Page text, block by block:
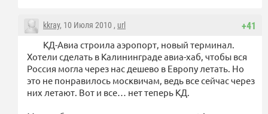
+41
kkray, 10 Июля 2010 , url
КД-Авиа строила аэропорт, новый терминал.
Хотели сделать в Калининграде авиа-хаб, чтобы вся
Россия могла через нас дешево в Европу летать. Но
это не понравилось москвичам, ведь все сейчас через
них летают. Вот и все… нет теперь КД.